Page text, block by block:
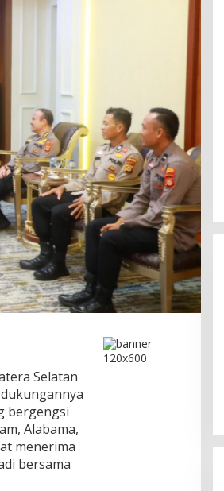
Selatan
bergengsi
Alabama,
menerima
bersama
Ini Dia Hubungan Partai Garuda
dengan Gerindra
In Berita, Politik | February 19, 2018